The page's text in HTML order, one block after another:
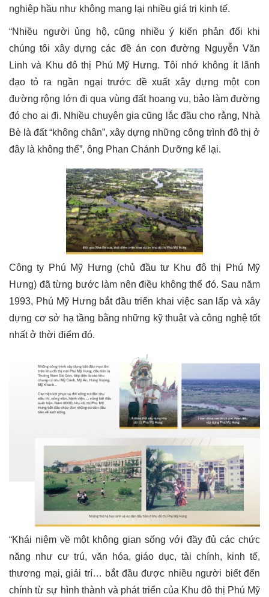
nghiệp hầu như không mang lại nhiều giá trị kinh tế.
“Nhiều người ủng hộ, cũng nhiều ý kiến phản đối khi
chúng tôi xây dựng các đề án con đường Nguyễn Văn
Linh và Khu đô thị Phú Mỹ Hưng. Tôi nhớ không ít lãnh
đạo tỏ ra ngần ngại trước đề xuất xây dựng một con
đường rộng lớn đi qua vùng đất hoang vu, bảo làm đường
đó cho ai đi. Nhiều chuyên gia cũng lắc đầu cho rằng, Nhà
Bè là đất “không chân”, xây dựng những công trình đô thị ở
đây là không thể”, ông Phan Chánh Dưỡng kể lại.
Công ty Phú Mỹ Hưng (chủ đầu tư Khu đô thị Phú Mỹ
Hưng) đã từng bước làm nên điều không thể đó. Sau năm
1993, Phú Mỹ Hưng bắt đầu triển khai việc san lấp và xây
dựng cơ sở hạ tầng bằng những kỹ thuật và công nghệ tốt
nhất ở thời điểm đó.
“Khái niệm về một không gian sống với đầy đủ các chức
năng như cư trú, văn hóa, giáo dục, tài chính, kinh tế,
thương mại, giải trí… bắt đầu được nhiều người biết đến
chính từ sự hình thành và phát triển của Khu đô thị Phú Mỹ